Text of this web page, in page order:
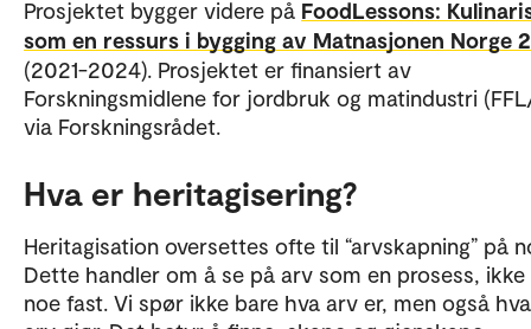
Prosjektet bygger videre på FoodLessons:
som en ressurs i bygging av Matnasjonen Norge
(2021-2024). Prosjektet er finansiert av
Forskningsmidlene for jordbruk og matindustri
via Forskningsrådet.
Hva er heritagisering?
Heritagisation oversettes ofte til “arvskapning” på
Dette handler om å se på arv som en prosess, ikke
noe fast. Vi spør ikke bare hva arv er, men også hva